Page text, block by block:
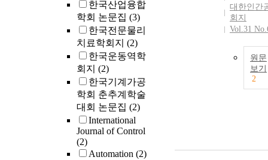
한국산업융합
학회 논문집 (3)
한국전문물리
치료학회지 (2)
한국운동역학
회지 (2)
한국기계가공
학회 춘추계학술
대회 논문집 (2)
International
Journal of Control
(2)
Automation (2)
대한인간
회지
Vol.31
원문
보기
2